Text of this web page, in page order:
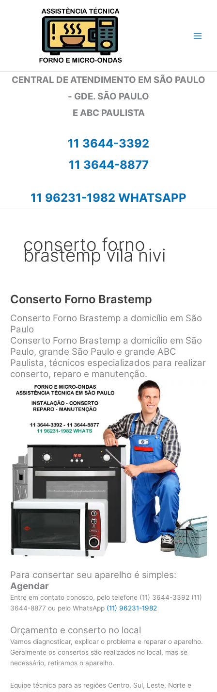
CENTRAL DE ATENDIMENTO EM SÃO PAULO
- GDE. SÃO PAULO
E ABC PAULISTA
11 3644-3392
11 3644-8877
11 96231-1982 WHATSAPP
conserto forno
brastemp vila nivi
Conserto Forno Brastemp
Conserto Forno Brastemp a domicílio em São
Paulo
Conserto Forno Brastemp a domicílio em São
Paulo, grande São Paulo e grande ABC
Paulista, técnicos especializados para realizar
conserto, reparo e manutenção.
Para consertar seu aparelho é simples:
Agendar
Entre em contato conosco, pelo telefone (11) 3644-3392 (11)
3644-8877 ou pelo WhatsApp (11) 96231-1982
Orçamento e conserto no local
Vamos diagnosticar, explicar o problema e reparar o aparelho.
Geralmente os consertos são realizados no local, mas se
necessário, retiramos o aparelho.
Equipe técnica para as regiões Centro, Sul, Leste, Norte e